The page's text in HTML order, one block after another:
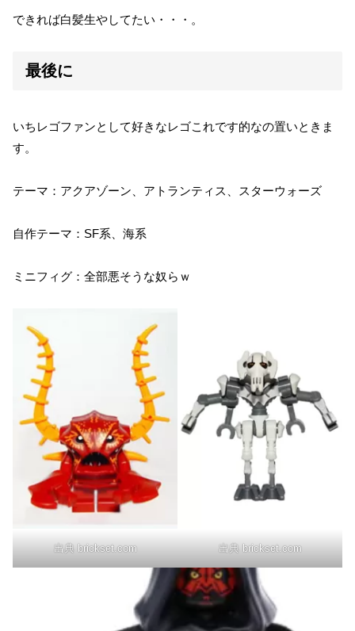
できれば白髪生やしてたい・・・。
最後に
いちレゴファンとして好きなレゴこれです的なの置いときま
す。
テーマ：アクアゾーン、アトランティス、スターウォーズ
自作テーマ：SF系、海系
ミニフィグ：全部悪そうな奴らｗ
出典 brickset.com 出典 brickset.com